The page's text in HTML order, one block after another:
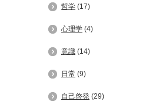
哲学 (17)
心理学 (4)
意識 (14)
日常 (9)
自己啓発 (29)